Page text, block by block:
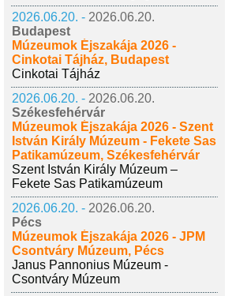
2026.06.20. - 2026.06.20.
Budapest
Múzeumok Éjszakája 2026 -
Cinkotai Tájház, Budapest
Cinkotai Tájház
2026.06.20. - 2026.06.20.
Székesfehérvár
Múzeumok Éjszakája 2026 - Szent
István Király Múzeum - Fekete Sas
Patikamúzeum, Székesfehérvár
Szent István Király Múzeum –
Fekete Sas Patikamúzeum
2026.06.20. - 2026.06.20.
Pécs
Múzeumok Éjszakája 2026 - JPM
Csontváry Múzeum, Pécs
Janus Pannonius Múzeum -
Csontváry Múzeum